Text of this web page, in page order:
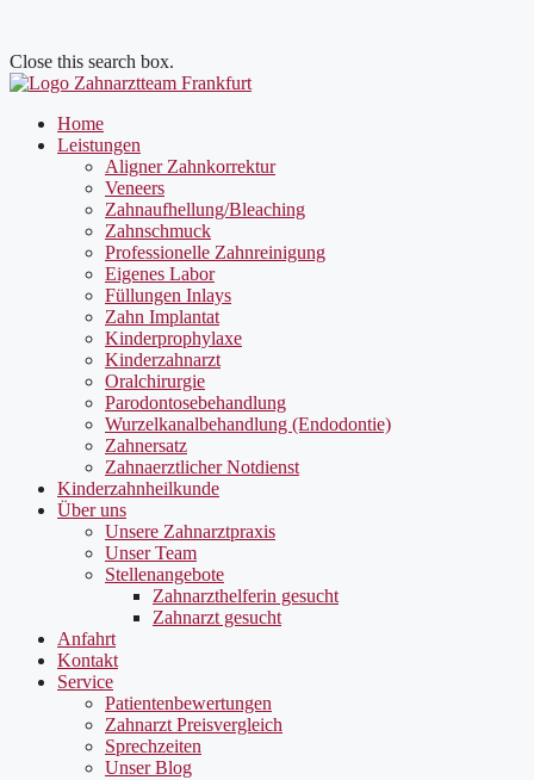
Close this search box.
Home
Leistungen
Aligner Zahnkorrektur
Veneers
Zahnaufhellung/Bleaching
Zahnschmuck
Professionelle Zahnreinigung
Eigenes Labor
Füllungen Inlays
Zahn Implantat
Kinderprophylaxe
Kinderzahnarzt
Oralchirurgie
Parodontosebehandlung
Wurzelkanalbehandlung (Endodontie)
Zahnersatz
Zahnaerztlicher Notdienst
Kinderzahnheilkunde
Über uns
Unsere Zahnarztpraxis
Unser Team
Stellenangebote
Zahnarzthelferin gesucht
Zahnarzt gesucht
Anfahrt
Kontakt
Service
Patientenbewertungen
Zahnarzt Preisvergleich
Sprechzeiten
Unser Blog